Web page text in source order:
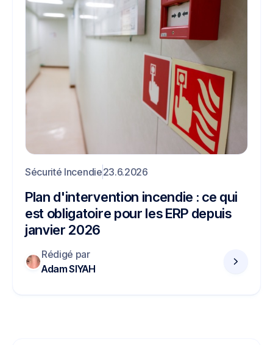
Sécurité Incendie23.6.2026
Plan d'intervention incendie : ce qui
est obligatoire pour les ERP depuis
janvier 2026
Rédigé par
Adam SIYAH